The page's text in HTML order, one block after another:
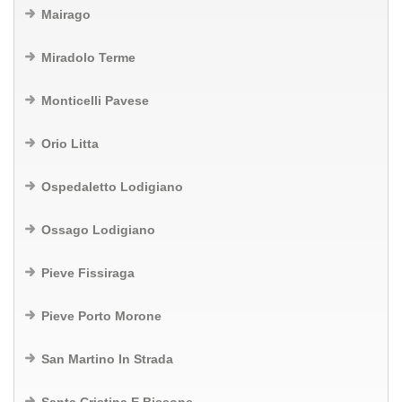
Mairago
Miradolo Terme
Monticelli Pavese
Orio Litta
Ospedaletto Lodigiano
Ossago Lodigiano
Pieve Fissiraga
Pieve Porto Morone
San Martino In Strada